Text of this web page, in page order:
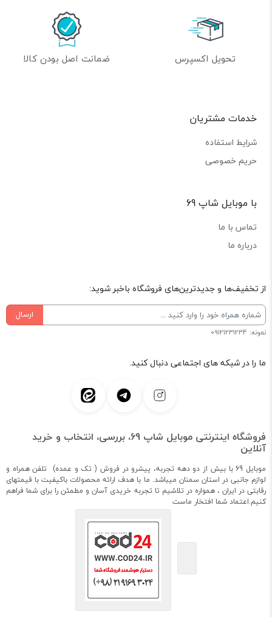
تحویل اکسپرس ضمانت اصل بودن کالا
خدمات مشتریان
شرایط استفاده
حریم خصوصی
با موبایل شاپ 69
تماس با ما
درباره ما
از تخفیف‌ها و جدیدترین‌های فروشگاه باخبر شوید:
ارسال
نمونه: 09121231234
ما را در شبکه های اجتماعی دنبال کنید.
فروشگاه اینترنتی موبایل شاپ 69، بررسی، انتخاب و خرید
آنلاین
موبایل 69 با بیش از دو دهه تجربه، پیشرو در فروش ( تک و عمده) تلفن همراه و
لوازم جانبی در استان سمنان میباشد. ما با هدف ارائه محصولات باکیفیت با قیمتهای
رقابتی در ایران ، همواره در تلاشیم تا تجربه خریدی آسان و مطمئن را برای شما فراهم
کنیم.اعتماد شما افتخار ماست